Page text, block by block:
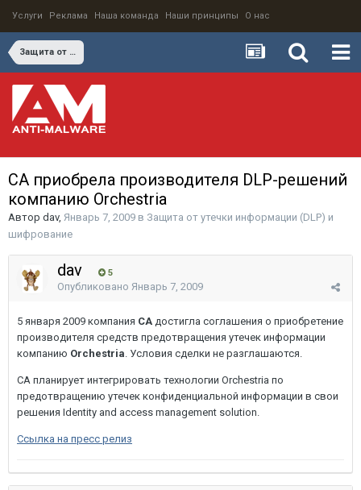
Услуги Реклама Наша команда Наши принципы О нас
Защита от утечки информации (DLP) и шифрование
CA приобрела производителя DLP-решений
компанию Orchestria
Автор dav, Январь 7, 2009 в Защита от утечки информации (DLP) и
шифрование
dav 5
Опубликовано Январь 7, 2009
5 января 2009 компания CA достигла соглашения о приобретение
производителя средств предотвращения утечек информации
компанию Orchestria. Условия сделки не разглашаются.
CA планирует интегрировать технологии Orchestria по
предотвращению утечек конфиденциальной информации в свои
решения Identity and access management solution.
Ссылка на пресс релиз